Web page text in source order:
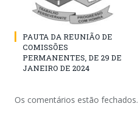
PAUTA DA REUNIÃO DE
COMISSÕES
PERMANENTES, DE 29 DE
JANEIRO DE 2024
Os comentários estão fechados.